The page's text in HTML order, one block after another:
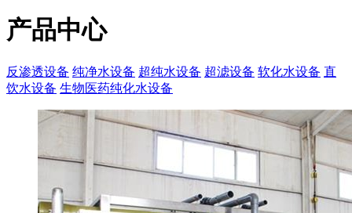
产品中心
反渗透设备 纯净水设备 超纯水设备 超滤设备 软化水设备 直
饮水设备 生物医药纯化水设备